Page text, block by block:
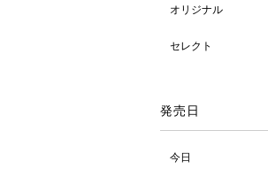
オリジナル
セレクト
発売日
今日